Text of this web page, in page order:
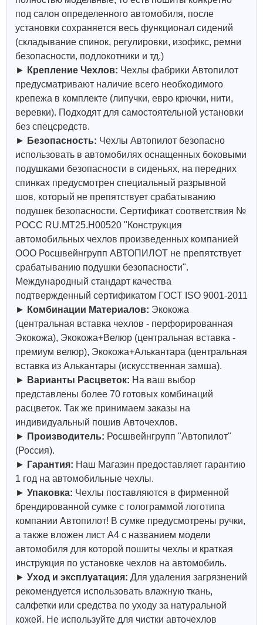
под салон определенного автомобиля, после
установки сохраняется весь функционал сидений
(складывание спинок, регулировки, изофикс, ремни
безопасности, подлокотники и тд.)
► Крепление Чехлов: Чехлы фабрики Автопилот
предусматривают наличие всего необходимого
крепежа в комплекте (липучки, евро крючки, нити,
веревки). Подходят для самостоятельной установки
без спецсредств.
► Безопасность: Чехлы Автопилот безопасно
использовать в автомобилях оснащенных боковыми
подушками безопасности в сиденьях, на передних
спинках предусмотрен специальный разрывной
шов, который не препятствует срабатыванию
подушек безопасности. Сертификат соответствия №
РОСС RU.МТ25.Н00520 "Конструкция
автомобильных чехлов произведенных компанией
ООО Росшвейнгрупп АВТОПИЛОТ не препятствует
срабатыванию подушки безопасности".
Международный стандарт качества
подтвержденный сертификатом ГОСТ ISO 9001-2011
► Комбинации Материалов: Экокожа
(центральная вставка чехлов - перфорированная
Экокожа), Экокожа+Велюр (центральная вставка -
премиум велюр), Экокожа+Алькантара (центральная
вставка из Алькантары (искусственная замша).
► Варианты Расцветок: На ваш выбор
представлены более 70 готовых комбинаций
расцветок. Так же принимаем заказы на
индивидуальный пошив Авточехлов.
► Производитель: Росшвейнгрупп "Автопилот"
(Россия).
► Гарантия: Наш Магазин предоставляет гарантию
1 год на автомобильные чехлы.
► Упаковка: Чехлы поставляются в фирменной
брендированной сумке с голограммой логотипа
компании Автопилот! В сумке предусмотрены ручки,
а также вложен лист А4 с названием модели
автомобиля для которой пошиты чехлы и краткая
инструкция по установке чехлов на автомобиль.
► Уход и эксплуатация: Для удаления загрязнений
рекомендуется использовать влажную ткань,
салфетки или средства по уходу за натуральной
кожей. Не используйте для чистки авточехлов